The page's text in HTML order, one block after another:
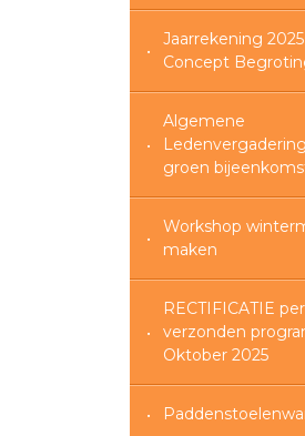
Jaarrekening
Concept
Algemene
groen
Workshop
maken
RECTIFICATIE
verzonden
Oktober 2025